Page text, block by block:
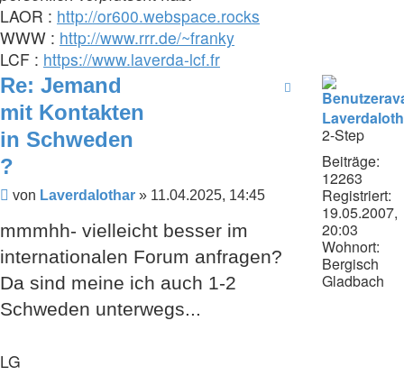
LAOR : http://or600.webspace.rocks
WWW : http://www.rrr.de/~franky
LCF : https://www.laverda-lcf.fr
2-Step
Beiträge:
12263
Registriert:
19.05.2007,
20:03
Wohnort:
Bergisch
Gladbach
Re: Jemand
mit Kontakten
in Schweden
?
Beitrag
von Laverdalothar » 11.04.2025, 14:45
mmmhh- vielleicht besser im
internationalen Forum anfragen?
Da sind meine ich auch 1-2
Schweden unterwegs...
LG